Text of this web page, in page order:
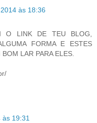
às 18:36
O LINK DE TEU BLOG,
FORMA E ESTES
LAR PARA ELES.
às 19:31